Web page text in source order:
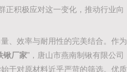
正积极应对这一变化，推动行业向
、效率与耐用性的完美结合。作为
锹厂家‌”，唐山市燕南制锹有限公司
于对原材料近乎严苛的筛选。优质